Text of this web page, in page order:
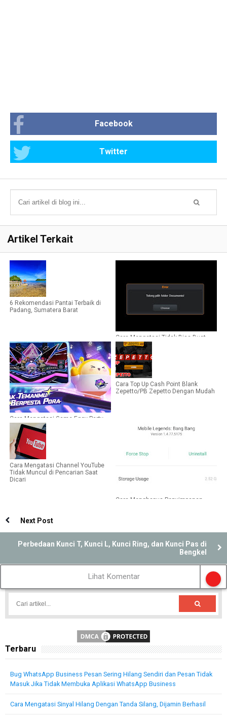
Facebook
Twitter
Artikel Terkait
6 Rekomendasi Pantai Terbaik di
Padang, Sumatera Barat
Cara Mengatasi Tidak Bisa Buat
dan Tidak Bisa Login ke Akun
BUSSID
Cara Mengatasi Game Eggy Party
Tidak Bisa Dibuka dan Dimainkan
Cara Top Up Cash Point Blank
Zepetto/PB Zepetto Dengan Mudah
Cara Mengatasi Channel YouTube
Tidak Muncul di Pencarian Saat
Dicari
Cara Menghapus Penyimpanan
Next Post
Perbedaan Kunci T, Kunci L, Kunci Ring, dan Kunci Pas di
Bengkel
Lihat Komentar
Terbaru
Bug WhatsApp Business Pesan Sering Hilang Sendiri dan Pesan Tidak
Masuk Jika Tidak Membuka Aplikasi WhatsApp Business
Cara Mengatasi Sinyal Hilang Dengan Tanda Silang, Dijamin Berhasil